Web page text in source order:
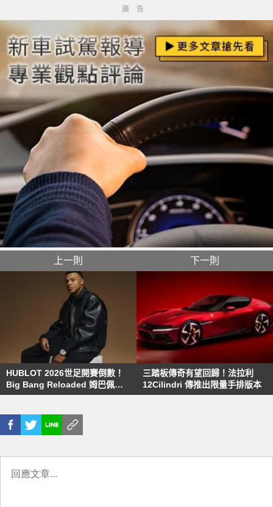
廣告
上一則
HUBLOT 2026世足開賽倒數！
Big Bang Reloaded 姆巴佩限
量計時碼錶 全球限量200枚 躍升
納傳奇火炬 「皇金與白陶瓷」鑄
造足壇新帝王雄心
下一則
三踏板傳奇有望回歸！法拉利
12Cilindri 傳推出限量手排版本